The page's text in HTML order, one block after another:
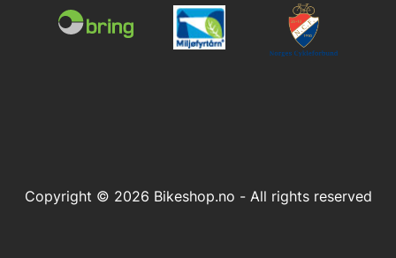
Copyright © 2026 Bikeshop.no - All rights reserved